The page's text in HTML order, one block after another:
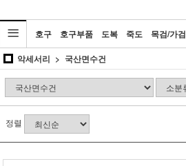
호구 호구부품 도복 죽도 목검/가검
악세서리
국산면수건
정렬